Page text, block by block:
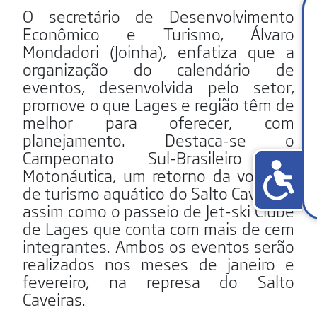
O secretário de Desenvolvimento
Econômico e Turismo, Álvaro
Mondadori (Joinha), enfatiza que a
organização do calendário de
eventos, desenvolvida pelo setor,
promove o que Lages e região têm de
melhor para oferecer, com
planejamento. Destaca-se o
Campeonato Sul-Brasileiro de
Motonáutica, um retorno da vocação
de turismo aquático do Salto Caveiras,
assim como o passeio de Jet-ski Clube
de Lages que conta com mais de cem
integrantes. Ambos os eventos serão
realizados nos meses de janeiro e
fevereiro, na represa do Salto
Caveiras.